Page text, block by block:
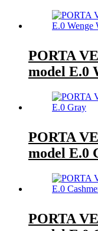
PORTA
model E.0
PORTA
model E.0
PORTA